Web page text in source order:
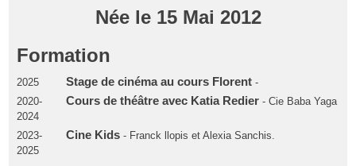
Née le 15 Mai 2012
Formation
2025 Stage de cinéma au cours Florent -
2020-
2024
Cours de théâtre avec Katia Redier- Cie Baba Yaga
2023-
2025
Cine Kids- Franck llopis et Alexia Sanchis.